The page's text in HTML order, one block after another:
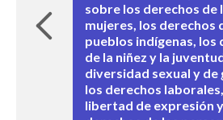
sobre los derechos de
mujeres, los derechos
pueblos indígenas, los
de la niñez y la
diversidad sexual y de
los derechos
libertad de expresión
buscan cuestionar o
interpretación de las
derechos humanos en
espacios relacionados
EPU.
y la Comisión de
Humanos de
ejemplo demostró
recomendaciones
del EPU pueden
recopilación de
incidencia nacional y las